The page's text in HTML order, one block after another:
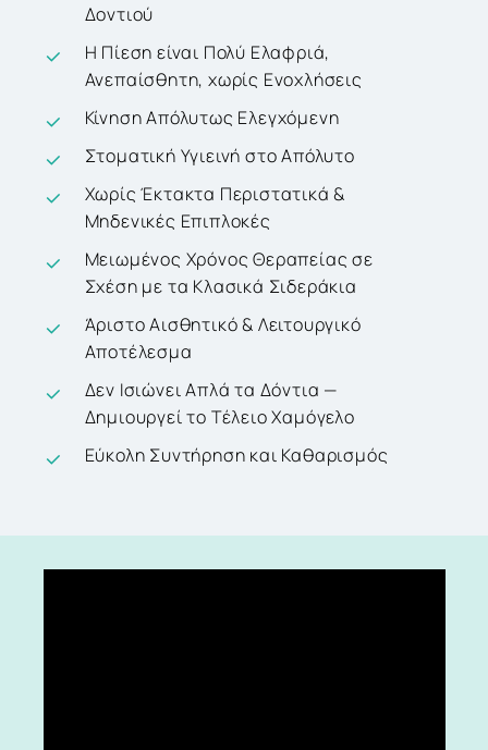
Δοντιού
Η Πίεση είναι Πολύ Ελαφριά,
Ανεπαίσθητη, χωρίς Ενοχλήσεις
Κίνηση Απόλυτως Ελεγχόμενη
Στοματική Υγιεινή στο Απόλυτο
Χωρίς Έκτακτα Περιστατικά &
Μηδενικές Επιπλοκές
Μειωμένος Χρόνος Θεραπείας σε
Σχέση με τα Κλασικά Σιδεράκια
Άριστο Αισθητικό & Λειτουργικό
Αποτέλεσμα
Δεν Ισιώνει Απλά τα Δόντια —
Δημιουργεί το Τέλειο Χαμόγελο
Εύκολη Συντήρηση και Καθαρισμός